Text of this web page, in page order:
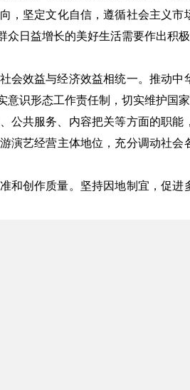
，坚定文化自信，遵循社会主义市
日益增长的美好生活需要作出积极
效益与经济效益相统一。推动中
识形态工作责任制，切实维护国
共服务、内容把关等方面的职能
演艺经营主体地位，充分调动社会
创作质量。坚持因地制宜，促进